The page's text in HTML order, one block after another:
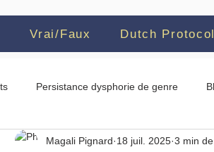
Vrai/Faux Dutch Protocol
Persistance dysphorie de genre
systématique Testostérone
Magali Pignard 18 juil. 2025 3 min